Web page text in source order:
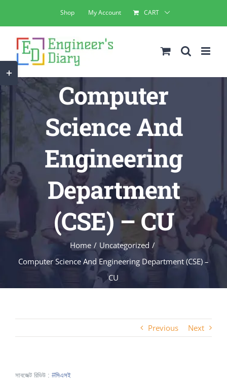
to
content
Shop My Account CART
Computer
Science And
Engineering
Department
(CSE) – CU
Home
Uncategorized
Computer Science And Engineering Department (CSE) –
CU
Previous Next
সাবজেক্ট রিভিউ : #সিএসই
Toggle
Sliding